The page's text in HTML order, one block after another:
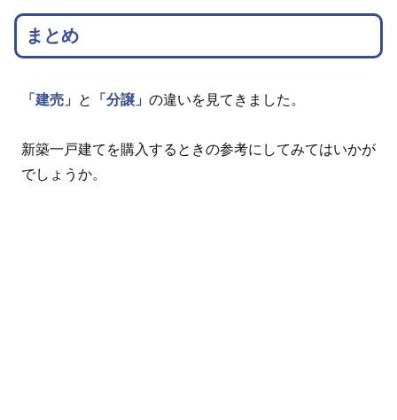
まとめ
「建売」 と 「分譲」 の違いを見てきました。
新築一戸建てを購入するときの参考にしてみてはいかが
でしょうか。